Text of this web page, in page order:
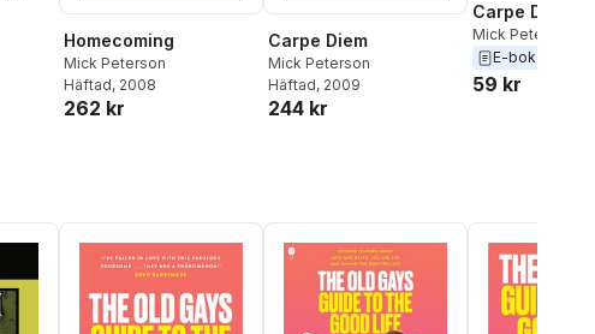
Homecoming
Mick Peterson
Häftad, 2008
262 kr
Carpe Diem
Mick Peterson
Häftad, 2009
244 kr
Carpe Diem
Mick Peterson
E-bok
59 kr